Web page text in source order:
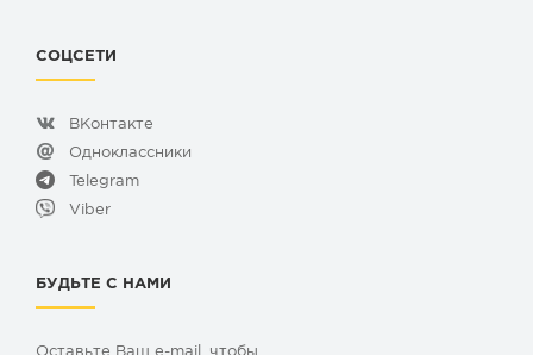
СОЦСЕТИ
ВКонтакте
Одноклассники
Telegram
Viber
БУДЬТЕ С НАМИ
Оставьте Ваш e-mail, чтобы